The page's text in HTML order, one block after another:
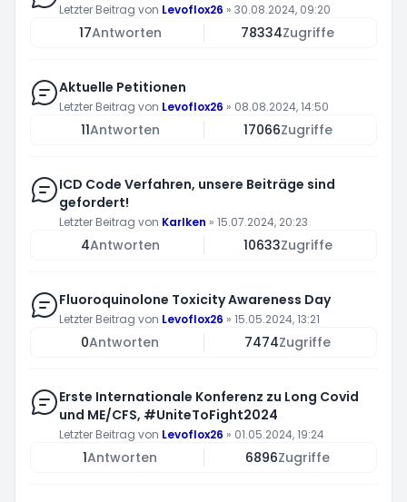
Letzter Beitrag von Levoflox26 » 30.08.2024, 09:20
17Antworten 78334Zugriffe
Aktuelle Petitionen
Letzter Beitrag von Levoflox26 » 08.08.2024, 14:50
11Antworten 17066Zugriffe
ICD Code Verfahren, unsere Beiträge sind
gefordert!
Letzter Beitrag von Karlken » 15.07.2024, 20:23
4Antworten 10633Zugriffe
Fluoroquinolone Toxicity Awareness Day
Letzter Beitrag von Levoflox26 » 15.05.2024, 13:21
0Antworten 7474Zugriffe
Erste Internationale Konferenz zu Long Covid
und ME/CFS, #UniteToFight2024
Letzter Beitrag von Levoflox26 » 01.05.2024, 19:24
1Antworten 6896Zugriffe